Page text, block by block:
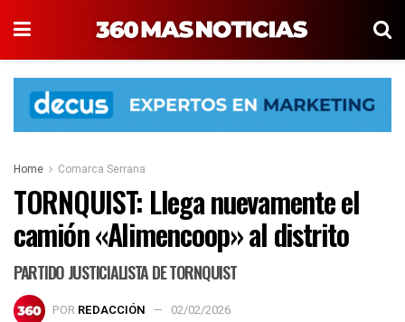
Home Comarca Serrana
TORNQUIST: Llega nuevamente el
camión «Alimencoop» al distrito
PARTIDO JUSTICIALISTA DE TORNQUIST
POR REDACCIÓN 02/02/2026